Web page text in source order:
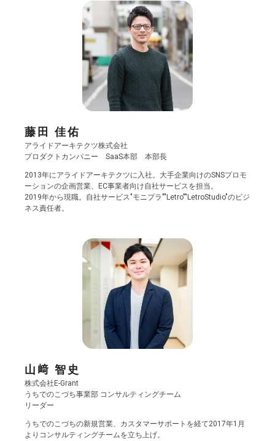
藤田 佳佑
アライドアーキテクツ株式会社
プロダクトカンパニー SaaS本部 本部長
2013年にアライドアーキテクツに入社。大手企業向けのSNSプロモ
ーションの企画営業、EC事業者向け自社サービスを担当。
2019年から現職。自社サービス"モニプラ""Letro""LetroStudio"のビジ
ネス責任者。
山﨑 智史
株式会社E-Grant
うちでのこづち事業部 コンサルティングチーム
リーダー
うちでのこづちの新規営業、カスタマーサポートを経て2017年1月
よりコンサルティングチームを立ち上げ。